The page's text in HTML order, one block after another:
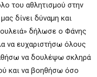
του αθλητισμού στην
δίνει δύναμη και
δήλωσε ο Φάνης
να ευχαριστήσω όλους
να δουλέψω σκληρά
και να βοηθήσω όσο